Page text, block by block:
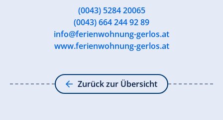
(0043) 5284 20065
(0043) 664 244 92 89
info@ferienwohnung-gerlos.at
www.ferienwohnung-gerlos.at
Zurück zur Übersicht